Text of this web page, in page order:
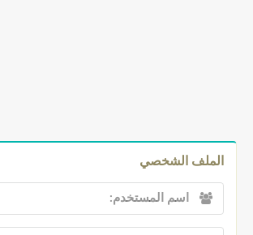
الملف الشخصي